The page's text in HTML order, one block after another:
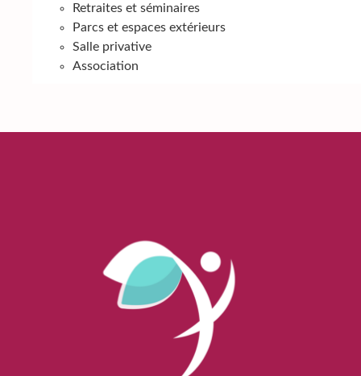
Retraites et séminaires
Parcs et espaces extérieurs
Salle privative
Association